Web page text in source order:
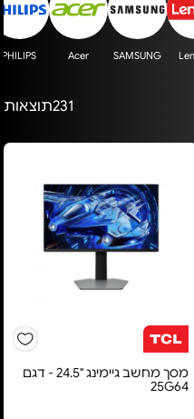
SAMSUNG
Acer
PHILIPS
231תוצאות
מסך מחשב גיימינג "24.5 - דגם
25G64